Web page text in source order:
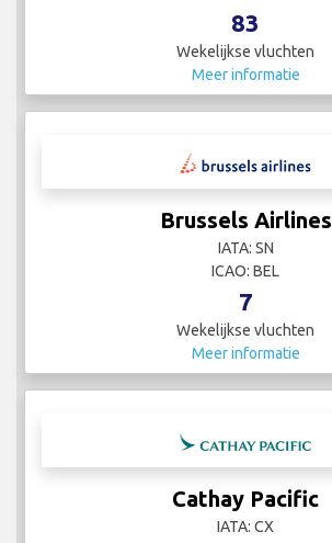
83
Wekelijkse vluchten
Meer informatie
Brussels Airlines
IATA: SN
ICAO: BEL
7
Wekelijkse vluchten
Meer informatie
Cathay Pacific
IATA: CX